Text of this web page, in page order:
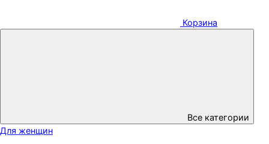
Корзина
Все категории
Для женщин